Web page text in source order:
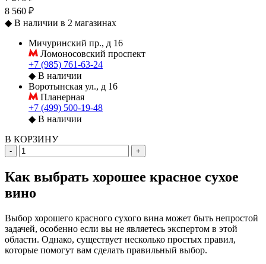
8 560 ₽
◆ В наличии в 2 магазинах
Мичуринский пр., д 16
Ломоносовский проспект
+7 (985) 761-63-24
◆ В наличии
Воротынская ул., д 16
Планерная
+7 (499) 500-19-48
◆ В наличии
В КОРЗИНУ
- +
Как выбрать хорошее красное сухое
вино
Выбор хорошего красного сухого вина может быть непростой
задачей, особенно если вы не являетесь экспертом в этой
области. Однако, существует несколько простых правил,
которые помогут вам сделать правильный выбор.